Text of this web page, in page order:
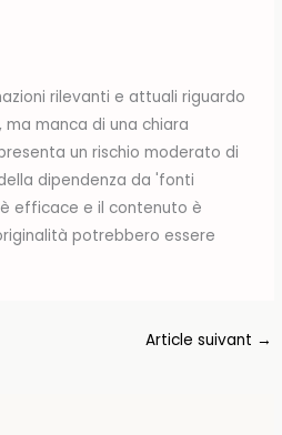
rilevanti e attuali riguardo
ma manca di una chiara
un rischio moderato di
dipendenza da 'fonti
efficace e il contenuto è
potrebbero essere
Article suivant →